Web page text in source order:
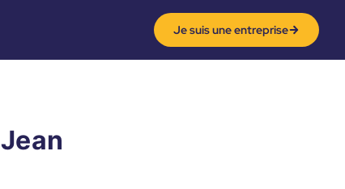
Je suis une entreprise